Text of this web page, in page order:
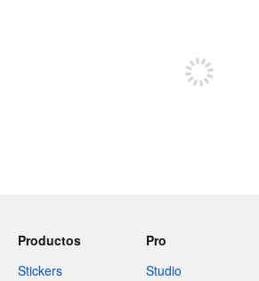
Productos
Stickers
Pro
Studio